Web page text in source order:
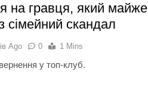
на гравця, який майже
сімейний скандал
Ago 0 1 Mins
у топ-клуб.